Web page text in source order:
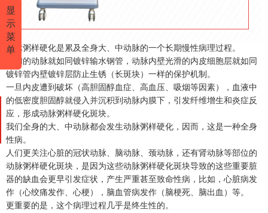
动脉粥样硬化是累及全身大、中动脉的一个长期慢性病理过程。
我们的动脉就如同镀锌输水钢管，动脉内壁光滑的内皮细胞层就如同
镀锌管内壁镀锌层防止生锈（长斑块）一样的保护机制。
一旦内皮遭到破坏（高胆固醇血症、高血压、吸烟等因素），血液中
的低密度胆固醇就侵入并沉积到动脉内膜下，引发纤维增生和炎症反
应，形成动脉粥样硬化斑块。
我们全身的大、中动脉都会发生动脉粥样硬化，因而，这是一种全身
性病。
人们更关注心脏的冠状动脉、脑动脉、颈动脉，还有肾动脉等部位的
动脉粥样硬化斑块，是因为这些动脉粥样硬化斑块导致的这些重要脏
器的缺血会更早引发症状，产生严重甚至致命性病，比如，心脏病发
作（心绞痛发作、心梗），脑血管病发作（脑梗死、脑出血）等。
更重要的是，这个病理过程几乎是终生性的。
显
示
菜
单